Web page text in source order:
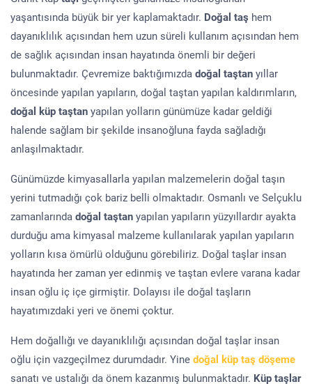
yaşantısında büyük bir yer kaplamaktadır. Doğal taş hem
dayanıklılık açısından hem uzun süreli kullanım açısından hem
de sağlık açısından insan hayatında önemli bir değeri
bulunmaktadır. Çevremize baktığımızda doğal taştan yıllar
öncesinde yapılan yapıların, doğal taştan yapılan kaldırımların,
doğal küp taştan yapılan yolların günümüze kadar geldiği
halende sağlam bir şekilde insanoğluna fayda sağladığı
anlaşılmaktadır.
Günümüzde kimyasallarla yapılan malzemelerin doğal taşın
yerini tutmadığı çok bariz belli olmaktadır. Osmanlı ve Selçuklu
zamanlarında doğal taştan yapılan yapıların yüzyıllardır ayakta
durduğu ama kimyasal malzeme kullanılarak yapılan yapıların
yolların kısa ömürlü olduğunu görebiliriz. Doğal taşlar insan
hayatında her zaman yer edinmiş ve taştan evlere varana kadar
insan oğlu iç içe girmiştir. Dolayısı ile doğal taşların
hayatımızdaki yeri ve önemi çoktur.
Hem doğallığı ve dayanıklılığı açısından doğal taşlar insan
oğlu için vazgeçilmez durumdadır. Yine doğal küp taş döşeme
sanatı ve ustalığı da önem kazanmış bulunmaktadır. Küp taşlar